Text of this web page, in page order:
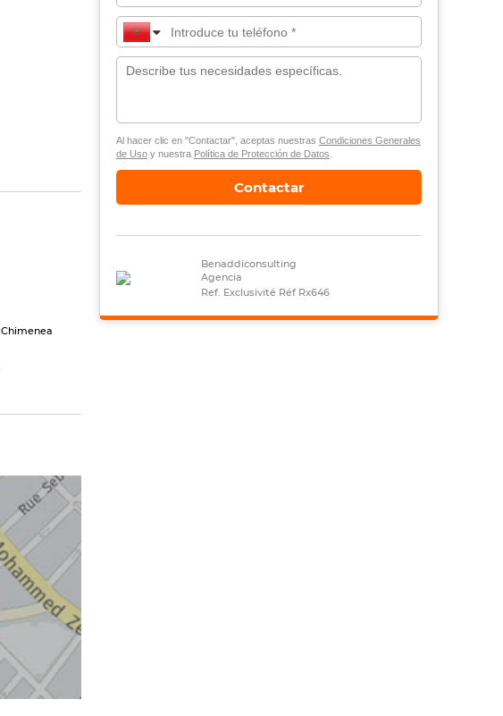
Chimenea
Al hacer clic en "Contactar", aceptas nuestras Condiciones Generales
de Usoy nuestra Política de Protección de Datos
Contactar
Benaddiconsulting
Agencia
Ref. Exclusivité Réf Rx646